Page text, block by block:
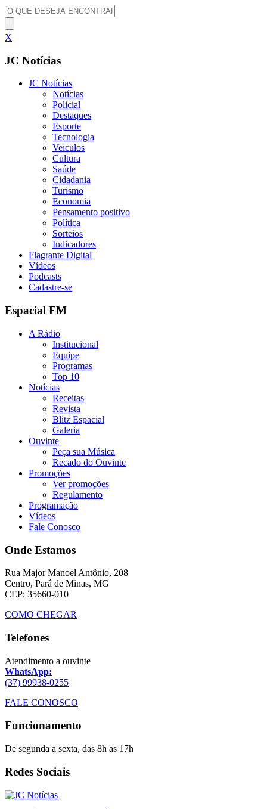
X
JC Notícias
JC Notícias
Notícias
Policial
Destaques
Esporte
Tecnologia
Veículos
Cultura
Saúde
Cidadania
Turismo
Economia
Pensamento positivo
Política
Sorteios
Indicadores
Flagrante Digital
Vídeos
Podcasts
Cadastre-se
Espacial FM
A Rádio
Institucional
Equipe
Programas
Top 10
Notícias
Receitas
Revista
Blitz Espacial
Galeria
Ouvinte
Peça sua Música
Recado do Ouvinte
Promoções
Ver promoções
Regulamento
Programação
Vídeos
Fale Conosco
Onde Estamos
Rua Major Manoel Antônio, 208
Centro, Pará de Minas, MG
CEP: 35660-010
COMO CHEGAR
Telefones
Atendimento a ouvinte
WhatsApp:
(37) 99938-0255
FALE CONOSCO
Funcionamento
De segunda a sexta, das 8h as 17h
Redes Sociais